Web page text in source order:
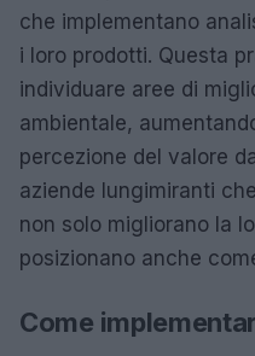
che implementano
i loro prodotti. Questa
individuare aree di
ambientale,
percezione del valore
aziende lungimiranti
non solo migliorano la
posizionano anche
Come